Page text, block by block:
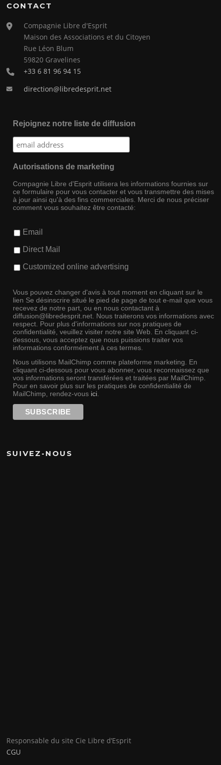
CONTACT
Compagnie Libre d'Esprit
Maison des Associations et du Citoyen
Rue Léon Blum
59820 Gravelines
+33 6 81 96 94 15
direction@libredesprit.net
Rejoignez notre liste de diffusion
Autorisations de marketing
Compagnie Libre d'Esprit utilisera les informations fournies sur
ce formulaire pour vous contacter et vous transmettre des mises
à jour ainsi qu'à des fins commerciales. Merci de nous préciser
comment vous souhaitez être contacté:
Email
Direct Mail
Customized online advertising
Vous pouvez changer d'avis à tout moment en cliquant sur le
lien Se désinscrire situé le pied de page de tout e-mail que vous
recevez de notre part, ou en nous contactant à
diffusion@libredesprit.net. Nous traiterons vos informations avec
respect. Pour plus d'informations sur nos pratiques de
confidentialité, veuillez visiter notre site Web. En cliquant ci-
dessous, vous acceptez que nous puissions traiter vos
informations conformément à ces termes.
Nous utilisons MailChimp comme plateforme marketing. En
cliquant ci-dessous pour vous abonner, vous reconnaissez que
vos informations seront transférées et traitées par MailChimp.
Pour en savoir plus sur les pratiques de confidentialité de
MailChimp, rendez-vous ici.
SUIVEZ-NOUS
Responsable du site Cie Libre d’Esprit
CGU